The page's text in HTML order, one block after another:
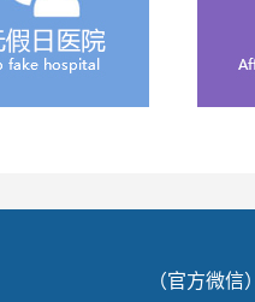
（官方微信）